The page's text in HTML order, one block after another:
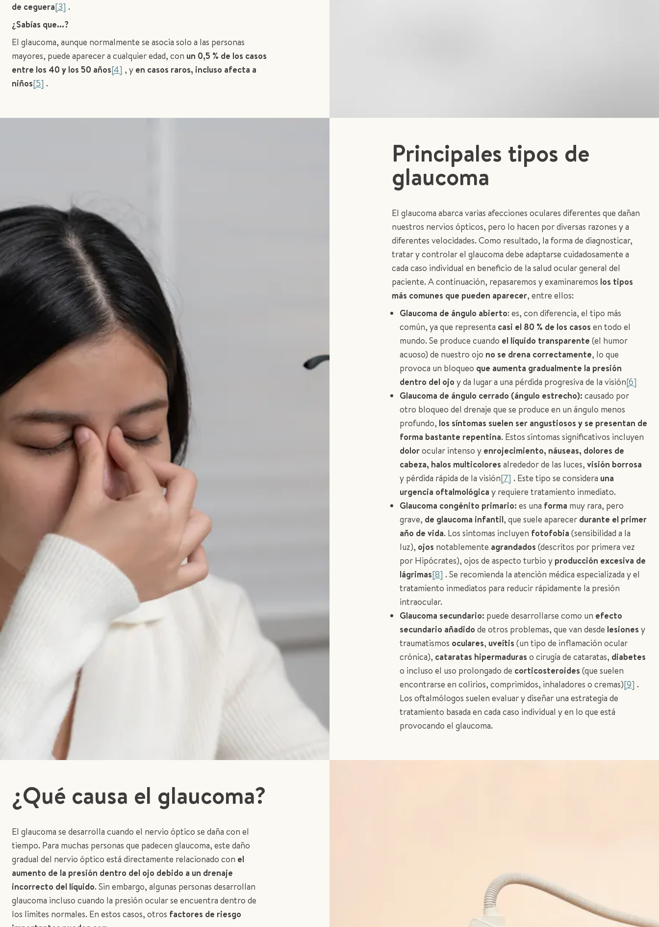
de ceguera[3] .
¿Sabías que...?
El glaucoma, aunque normalmente se asocia solo a las personas
mayores, puede aparecer a cualquier edad, con un 0,5 % de los casos
entre los 40 y los 50 años[4] , y en casos raros, incluso afecta a
niños[5] .
Principales tipos de
glaucoma
El glaucoma abarca varias afecciones oculares diferentes que dañan
nuestros nervios ópticos, pero lo hacen por diversas razones y a
diferentes velocidades. Como resultado, la forma de diagnosticar,
tratar y controlar el glaucoma debe adaptarse cuidadosamente a
cada caso individual en beneficio de la salud ocular general del
paciente. A continuación, repasaremos y examinaremos los tipos
más comunes que pueden aparecer, entre ellos:
Glaucoma de ángulo abierto: es, con diferencia, el tipo más
común, ya que representa casi el 80 % de los casos en todo el
mundo. Se produce cuando el líquido transparente (el humor
acuoso) de nuestro ojo no se drena correctamente, lo que
provoca un bloqueo que aumenta gradualmente la presión
dentro del ojo y da lugar a una pérdida progresiva de la visión[6]
Glaucoma de ángulo cerrado (ángulo estrecho): causado por
otro bloqueo del drenaje que se produce en un ángulo menos
profundo, los síntomas suelen ser angustiosos y se presentan de
forma bastante repentina. Estos síntomas significativos incluyen
dolorocular intenso y enrojecimiento, náuseas, dolores de
cabeza, halos multicolores alrededor de las luces, visión borrosa
y pérdida rápida de la visión[7] . Este tipo se considera una
urgencia oftalmológica y requiere tratamiento inmediato.
Glaucoma congénito primario: es una forma muy rara, pero
grave, de glaucoma infantil, que suele aparecer durante el primer
año de vida. Los síntomas incluyen fotofobia (sensibilidad a la
luz), ojos notablemente agrandados (descritos por primera vez
por Hipócrates), ojos de aspecto turbio y producción excesiva de
lágrimas[8] . Se recomienda la atención médica especializada y el
tratamiento inmediatos para reducir rápidamente la presión
intraocular.
Glaucoma secundario: puede desarrollarse como un efecto
secundario añadido de otros problemas, que van desde lesiones y
traumatismos oculares, uveítis (un tipo de inflamación ocular
crónica), cataratas hipermaduras o cirugía de cataratas, diabetes
o incluso el uso prolongado de corticosteroides (que suelen
encontrarse en colirios, comprimidos, inhaladores o cremas)[9] .
Los oftalmólogos suelen evaluar y diseñar una estrategia de
tratamiento basada en cada caso individual y en lo que está
provocando el glaucoma.
¿Qué causa el glaucoma?
El glaucoma se desarrolla cuando el nervio óptico se daña con el
tiempo. Para muchas personas que padecen glaucoma, este daño
gradual del nervio óptico está directamente relacionado con el
aumento de la presión dentro del ojo debido a un drenaje
incorrecto del líquido. Sin embargo, algunas personas desarrollan
glaucoma incluso cuando la presión ocular se encuentra dentro de
los límites normales. En estos casos, otros factores de riesgo